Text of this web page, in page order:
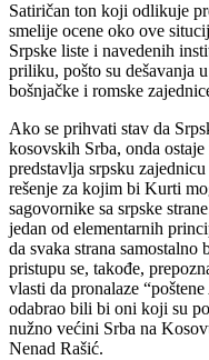
Satiričan ton koji odlikuje
smelije ocene oko ove
Srpske liste i navedenih
priliku, pošto su dešavanja
bošnjačke i romske
Ako se prihvati stav da
kosovskih Srba, onda
predstavlja srpsku
rešenje za kojim bi Kurti
sagovornike sa srpske
jedan od elementarnih
da svaka strana
pristupu se, takođe,
vlasti da pronalaze
odabrao bili bi oni koji su
nužno većini Srba na
Nenad Rašić.